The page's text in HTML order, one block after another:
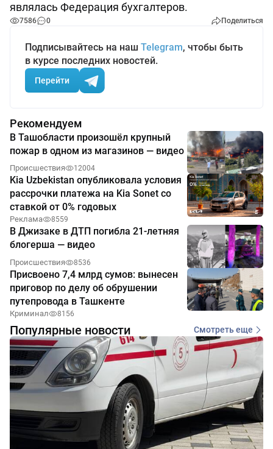
являлась Федерация бухгалтеров.
7586 0 Поделиться
Подписывайтесь на наш Telegram, чтобы быть
в курсе последних новостей.
Перейти
Рекомендуем
В Ташобласти произошёл крупный
пожар в одном из магазинов — видео
Происшествия 12004
Kia Uzbekistan опубликовала условия
рассрочки платежа на Kia Sonet со
ставкой от 0% годовых
Реклама 8559
В Джизаке в ДТП погибла 21-летняя
блогерша — видео
Происшествия 8536
Присвоено 7,4 млрд сумов: вынесен
приговор по делу об обрушении
путепровода в Ташкенте
Криминал 8156
Популярные новости Смотреть еще